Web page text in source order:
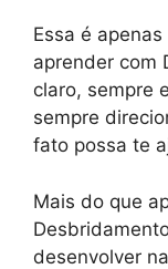
Essa é
aprender com
claro, sempre
sempre
fato possa te
Mais do que
desenvolver